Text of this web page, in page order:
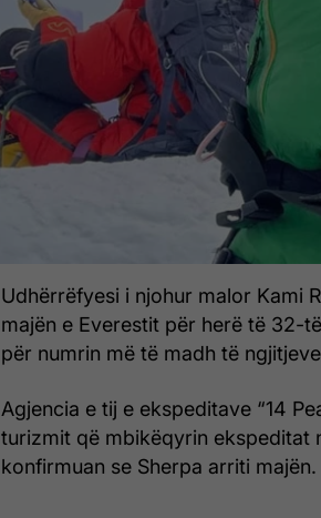
Udhërrëfyesi i njohur malor Kami
majën e Everestit për herë të 32-
për numrin më të madh të
Agjencia e tij e ekspeditave “14
turizmit që mbikëqyrin ekspeditat
konfirmuan se Sherpa arriti majën.